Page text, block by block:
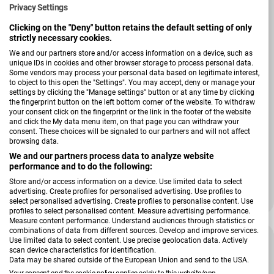
Privacy Settings
Clicking on the "Deny" button retains the default setting of only
strictly necessary cookies.
We and our partners store and/or access information on a device, such as
unique IDs in cookies and other browser storage to process personal data.
Some vendors may process your personal data based on legitimate interest,
to object to this open the "Settings". You may accept, deny or manage your
settings by clicking the "Manage settings" button or at any time by clicking
the fingerprint button on the left bottom corner of the website. To withdraw
your consent click on the fingerprint or the link in the footer of the website
and click the My data menu item, on that page you can withdraw your
consent. These choices will be signaled to our partners and will not affect
browsing data.
We and our partners process data to analyze website
performance and to do the following:
Store and/or access information on a device. Use limited data to select
advertising. Create profiles for personalised advertising. Use profiles to
select personalised advertising. Create profiles to personalise content. Use
profiles to select personalised content. Measure advertising performance.
Measure content performance. Understand audiences through statistics or
combinations of data from different sources. Develop and improve services.
Use limited data to select content. Use precise geolocation data. Actively
scan device characteristics for identification.
Data may be shared outside of the European Union and send to the USA.
Boxspringbett BX1440 Modesto
Verkäufer:
Hardi
Verkaufspreis
1.399,00 €
Regulärer Preis
1.866,00 €
-25 %